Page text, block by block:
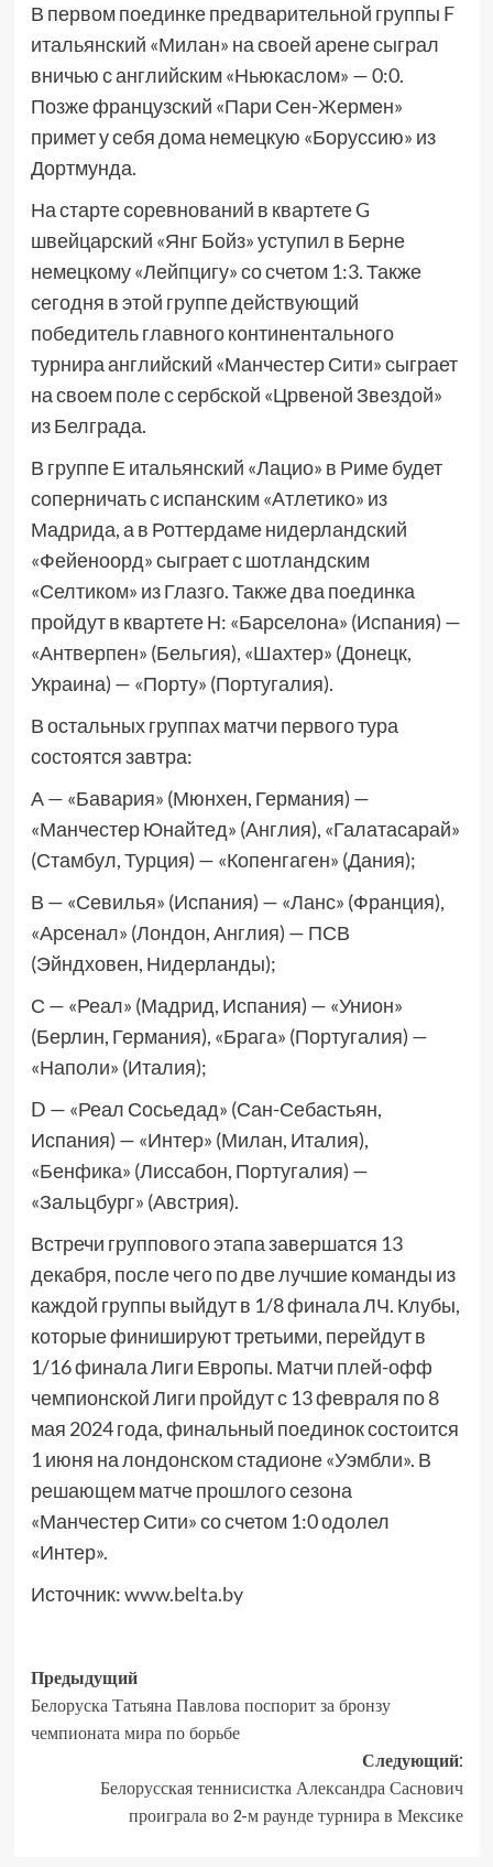
В первом поединке предварительной группы F
итальянский «Милан» на своей арене сыграл
вничью с английским «Ньюкаслом» — 0:0.
Позже французский «Пари Сен-Жермен»
примет у себя дома немецкую «Боруссию» из
Дортмунда.
На старте соревнований в квартете G
швейцарский «Янг Бойз» уступил в Берне
немецкому «Лейпцигу» со счетом 1:3. Также
сегодня в этой группе действующий
победитель главного континентального
турнира английский «Манчестер Сити» сыграет
на своем поле с сербской «Црвеной Звездой»
из Белграда.
В группе Е итальянский «Лацио» в Риме будет
соперничать с испанским «Атлетико» из
Мадрида, а в Роттердаме нидерландский
«Фейеноорд» сыграет с шотландским
«Селтиком» из Глазго. Также два поединка
пройдут в квартете Н: «Барселона» (Испания) —
«Антверпен» (Бельгия), «Шахтер» (Донецк,
Украина) — «Порту» (Португалия).
В остальных группах матчи первого тура
состоятся завтра:
А — «Бавария» (Мюнхен, Германия) —
«Манчестер Юнайтед» (Англия), «Галатасарай»
(Стамбул, Турция) — «Копенгаген» (Дания);
В — «Севилья» (Испания) — «Ланс» (Франция),
«Арсенал» (Лондон, Англия) — ПСВ
(Эйндховен, Нидерланды);
С — «Реал» (Мадрид, Испания) — «Унион»
(Берлин, Германия), «Брага» (Португалия) —
«Наполи» (Италия);
D — «Реал Сосьедад» (Сан-Себастьян,
Испания) — «Интер» (Милан, Италия),
«Бенфика» (Лиссабон, Португалия) —
«Зальцбург» (Австрия).
Встречи группового этапа завершатся 13
декабря, после чего по две лучшие команды из
каждой группы выйдут в 1/8 финала ЛЧ. Клубы,
которые финишируют третьими, перейдут в
1/16 финала Лиги Европы. Матчи плей-офф
чемпионской Лиги пройдут с 13 февраля по 8
мая 2024 года, финальный поединок состоится
1 июня на лондонском стадионе «Уэмбли». В
решающем матче прошлого сезона
«Манчестер Сити» со счетом 1:0 одолел
«Интер».
Источник:www.belta.by
Предыдущий
Белоруска Татьяна Павлова поспорит за бронзу
чемпионата мира по борьбе
Следующий:
Белорусская теннисистка Александра Саснович
проиграла во 2-м раунде турнира в Мексике